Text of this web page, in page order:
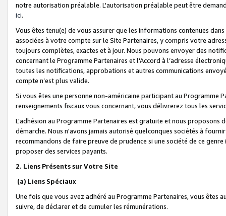
notre autorisation préalable. L'autorisation préalable peut être
ici.
Vous êtes tenu(e) de vous assurer que les informations contenues
associées à votre compte sur le Site Partenaires, y compris votre
toujours complètes, exactes et à jour. Nous pouvons envoyer des
concernant le Programme Partenaires et l'Accord à l’adresse
toutes les notifications, approbations et autres communications
compte n’est plus valide.
Si vous êtes une personne non-américaine participant au
renseignements fiscaux vous concernant, vous délivrerez tous les
L'adhésion au Programme Partenaires est gratuite et nous proposons
démarche. Nous n'avons jamais autorisé quelconques sociétés à
recommandons de faire preuve de prudence si une société de ce
proposer des services payants.
2. Liens Présents sur Votre Site
(a) Liens Spéciaux
Une fois que vous avez adhéré au Programme Partenaires, vous êtes
suivre, de déclarer et de cumuler les rémunérations.